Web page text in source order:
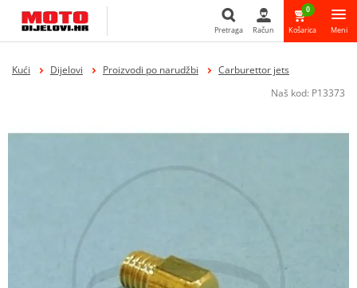
Pretraga
Pretraga Račun
0
Košarica Meni
Kući Dijelovi Proizvodi po narudžbi
Carburettor jets
Naš kod: P13373